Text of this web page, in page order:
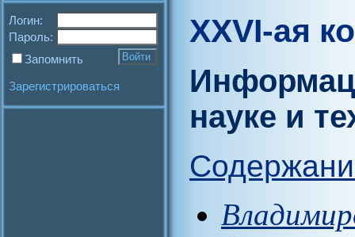
Логин:
Пароль:
Запомнить
Зарегистрироваться
XXVI-ая
науке и